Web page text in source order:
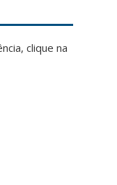
clique na